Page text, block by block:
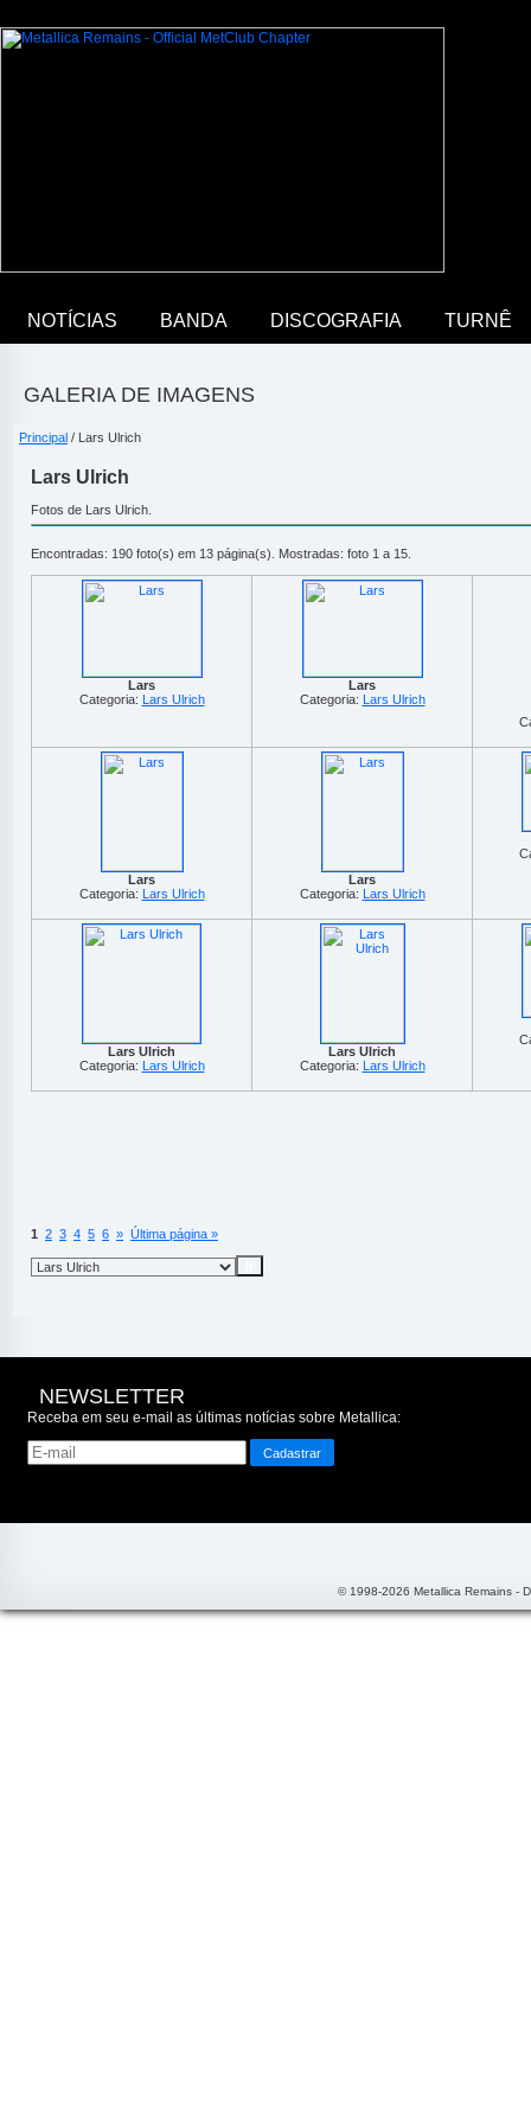
NOTÍCIAS BANDA DISCOGRAFIA TURNÊ
GALERIA DE IMAGENS
Principal / Lars Ulrich
Lars Ulrich
Fotos de Lars Ulrich.
Encontradas: 190 foto(s) em 13 página(s). Mostradas: foto 1 a 15.
Lars
Categoria: Lars Ulrich
Lars
Categoria: Lars Ulrich
Lars
Categoria: Lars Ulrich
Lars
Categoria: Lars Ulrich
Lars Ulrich
Categoria: Lars Ulrich
Lars Ulrich
Categoria: Lars Ulrich
1 2 3 4 5 6 » Última página »
NEWSLETTER
Receba em seu e-mail as últimas notícias sobre Metallica:
© 1998-2026 Metallica Remains -